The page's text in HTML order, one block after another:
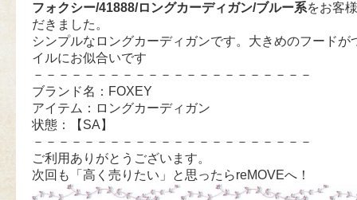
フォクシー/41888/ロングカーディガン/ブルー系をお客
だきました。
シンプルなロングカーディガンです。大きめのフードが
イルにお似合いです
－－－－－－－－－－－－－－－－－－－－－－
ブランド名：FOXEY
アイテム：ロングカーディガン
状態：【SA】
－－－－－－－－－－－－－－－－－－－－－－
ご利用ありがとうございます。
次回も「高く売りたい」と思ったらreMOVEへ！